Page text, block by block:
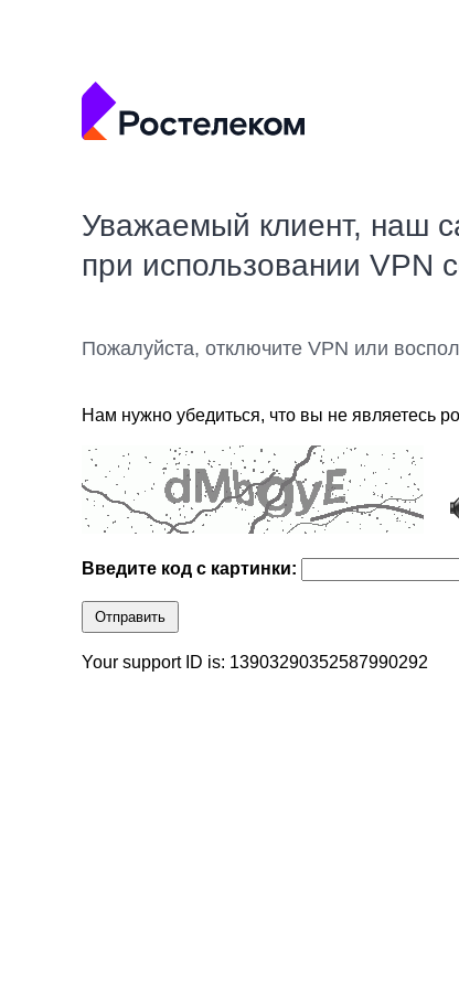
Уважаемый клиент, наш
при использовании VPN
Пожалуйста, отключите VPN или
Нам нужно убедиться, что вы не являетесь
Введите код с картинки:
Отправить
Your support ID is: 13903290352587990292